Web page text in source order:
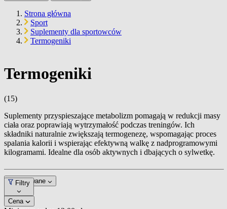
Strona główna
Sport
Suplementy dla sportowców
Termogeniki
Termogeniki
(15)
Suplementy przyspieszające metabolizm pomagają w redukcji masy
ciała oraz poprawiają wytrzymałość podczas treningów. Ich
składniki naturalnie zwiększają termogenezę, wspomagając proces
spalania kalorii i wspierając efektywną walkę z nadprogramowymi
kilogramami. Idealne dla osób aktywnych i dbających o sylwetkę.
Dopasowane
Filtry
Cena